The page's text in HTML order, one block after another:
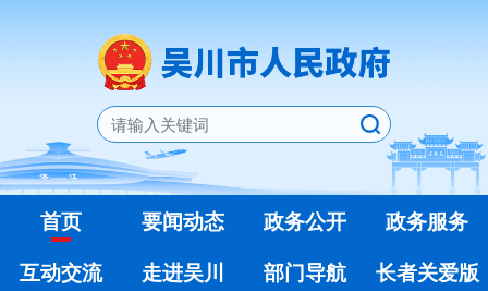
首页 要闻动态 政务公开
政务服务
互动交流
走进吴川 部门导航 长者关爱版